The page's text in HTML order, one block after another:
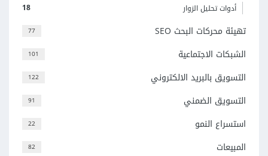
18 أدوات تحليل الزوار
77 تهيئة محركات البحث SEO
101 الشبكات الاجتماعية
122 التسويق بالبريد الالكتروني
91 التسويق الضمني
22 استسراع النمو
82 المبيعات